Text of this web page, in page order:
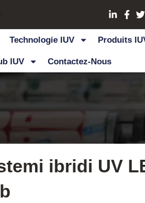
Technologie IUV Produits
IUV Contactez-Nous
ibridi UV